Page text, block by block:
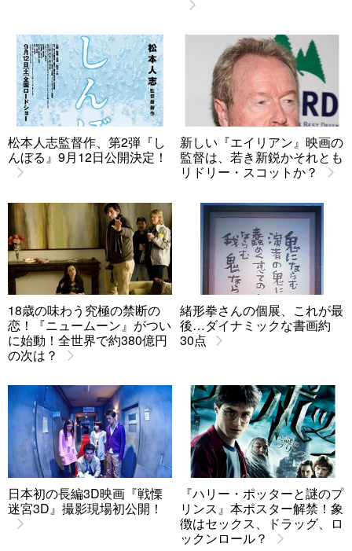
松本人志監督作、第2弾『し
んぼる』9月12日公開決定！
新しい『エイリアン』映画の
監督は、若き新鋭かそれとも
リドリー・スコットか？
18歳の味わう究極の禁断の
恋！『ニュームーン』がつい
に始動！全世界で約380億円
の次は？
緒形拳さんの個展、これが最
後…ダイナミックな書画約
30点
日本初の長編3D映画『戦慄
迷宮3D』撮影現場初公開！
『ハリー・ポッターと謎のプ
リンス』本ポスター解禁！象
徴はセックス、ドラッグ、ロ
ックンロール？